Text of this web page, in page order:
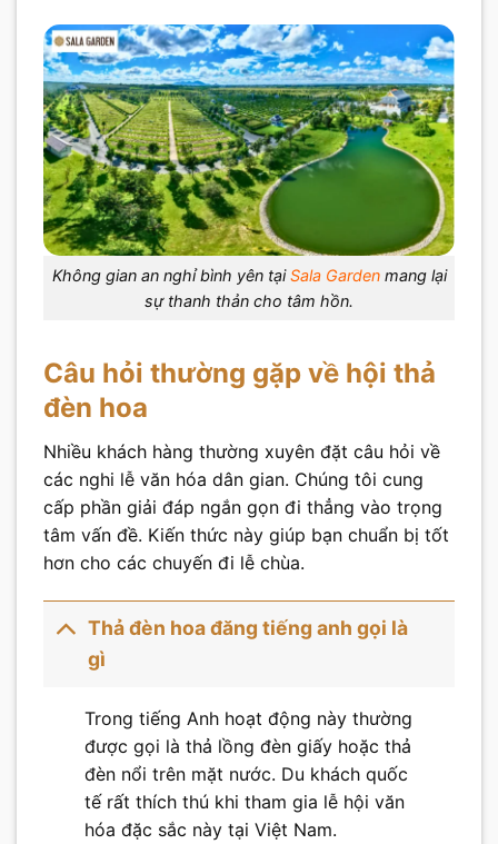
Không gian an nghỉ bình yên tạiSala Gardenmang lại
sự thanh thản cho tâm hồn.
Câu hỏi thường gặp về hội thả
đèn hoa
Nhiều khách hàng thường xuyên đặt câu hỏi về
các nghi lễ văn hóa dân gian. Chúng tôi cung
cấp phần giải đáp ngắn gọn đi thẳng vào trọng
tâm vấn đề. Kiến thức này giúp bạn chuẩn bị tốt
hơn cho các chuyến đi lễ chùa.
Thả đèn hoa đăng tiếng anh gọi là
gì
Trong tiếng Anh hoạt động này thường
được gọi là thả lồng đèn giấy hoặc thả
đèn nổi trên mặt nước. Du khách quốc
tế rất thích thú khi tham gia lễ hội văn
hóa đặc sắc này tại Việt Nam.